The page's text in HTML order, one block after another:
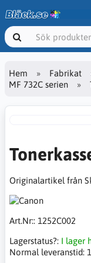
Hem Fabrikat
MF 732C serien
Originalartikel från
Art.Nr:: 1252C002
Lagerstatus?: I lager
Normal leveranstid: